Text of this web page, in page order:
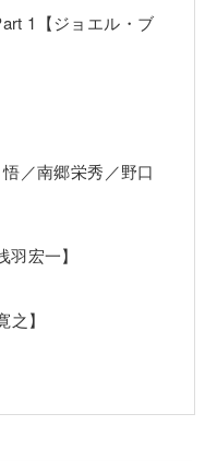
1【ジョエル・ブ
／南郷栄秀／野口
宏一】
】